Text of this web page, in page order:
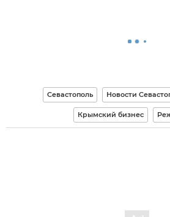
Севастополь Новости
Крымский бизнес